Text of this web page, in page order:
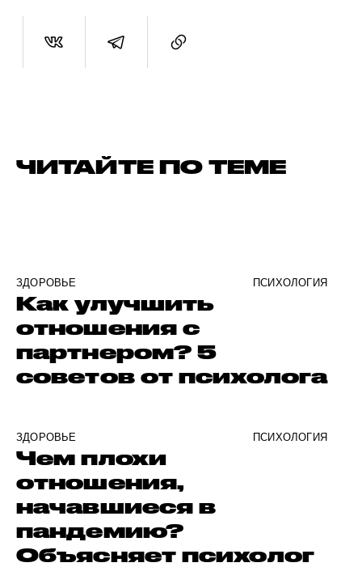
ЧИТАЙТЕ ПО ТЕМЕ
ЗДОРОВЬЕ ПСИХОЛОГИЯ
Как улучшить
отношения с
партнером? 5
советов от психолога
ЗДОРОВЬЕ ПСИХОЛОГИЯ
Чем плохи
отношения,
начавшиеся в
пандемию?
Объясняет психолог